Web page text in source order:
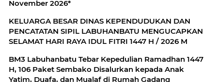
November 2026*
KELUARGA BESAR DINAS KEPENDUDUKAN DAN
PENCATATAN SIPIL LABUHANBATU MENGUCAPKAN
SELAMAT HARI RAYA IDUL FITRI 1447 H / 2026 M
BM3 Labuhanbatu Tebar Kepedulian Ramadhan 1447
H, 106 Paket Sembako Disalurkan kepada Anak
Yatim, Duafa, dan Mualaf di Rumah Gadang